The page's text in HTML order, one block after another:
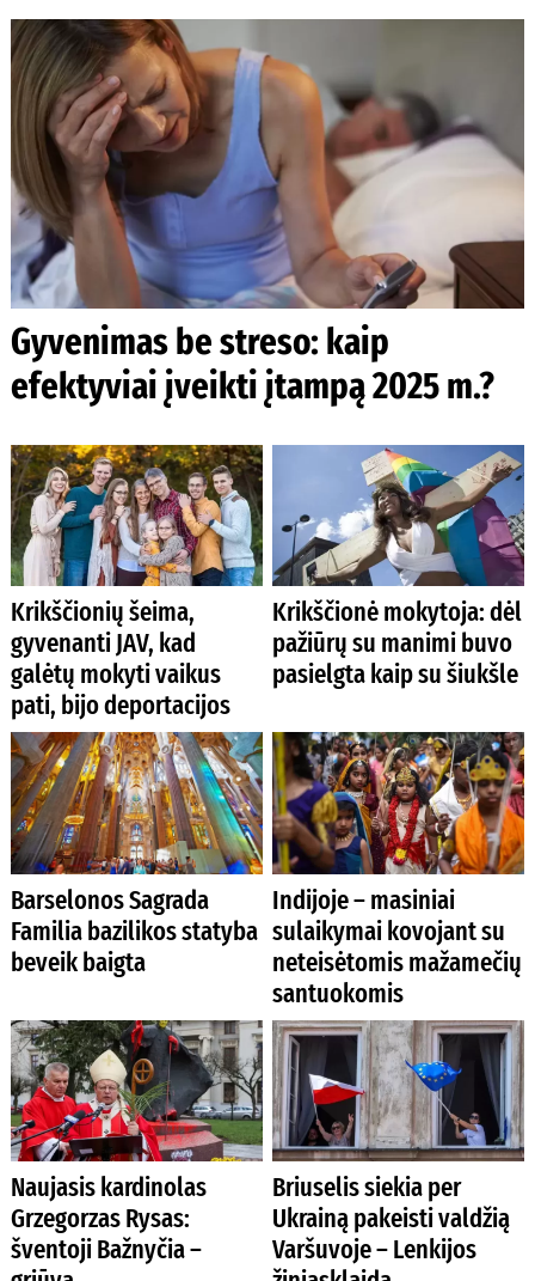
Gyvenimas be streso: kaip
efektyviai įveikti įtampą 2025 m.?
Krikščionių šeima,
gyvenanti JAV, kad
galėtų mokyti vaikus
pati, bijo deportacijos
Krikščionė mokytoja: dėl
pažiūrų su manimi buvo
pasielgta kaip su šiukšle
Barselonos Sagrada
Familia bazilikos statyba
beveik baigta
Indijoje – masiniai
sulaikymai kovojant su
neteisėtomis mažamečių
santuokomis
Naujasis kardinolas
Grzegorzas Rysas:
šventoji Bažnyčia –
Briuselis siekia per
Ukrainą pakeisti valdžią
Varšuvoje – Lenkijos